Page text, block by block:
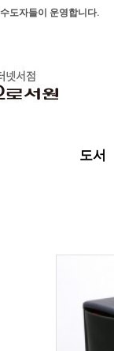
수도자들이 운영합니다.
도서